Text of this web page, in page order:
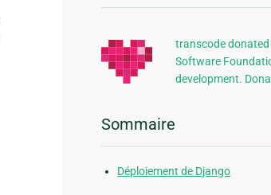
supplémentaires
transcode
Software
development.
Sommaire
Déploiement de Django